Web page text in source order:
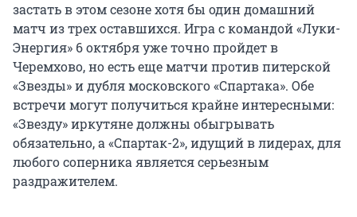
застать в этом сезоне хотя бы один домашний
матч из трех оставшихся. Игра с командой «Луки-
Энергия» 6 октября уже точно пройдет в
Черемхово, но есть еще матчи против питерской
«Звезды» и дубля московского «Спартака». Обе
встречи могут получиться крайне интересными:
«Звезду» иркутяне должны обыгрывать
обязательно, а «Спартак-2», идущий в лидерах, для
любого соперника является серьезным
раздражителем.